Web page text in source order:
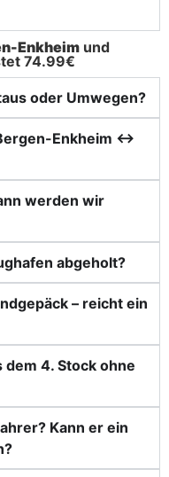
Enkheim und
74.99€
oder Umwegen?
Enkheim ↔
werden wir
abgeholt?
– reicht ein
dem 4. Stock ohne
Kann er ein